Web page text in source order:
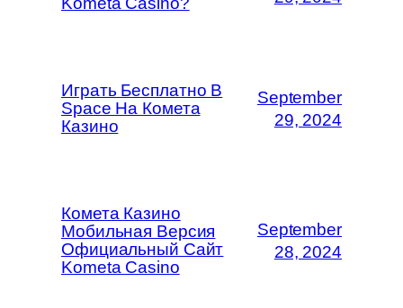
Играть Бесплатно В
Space На Комета
Казино
September
29, 2024
Комета Казино
Мобильная Версия
Официальный Сайт
Kometa Casino
September
28, 2024